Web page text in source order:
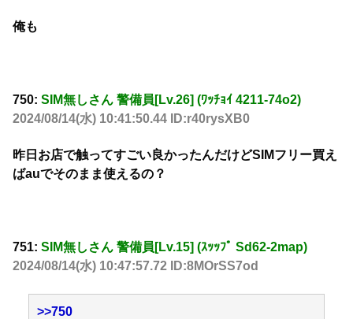
俺も
750: SIM無しさん 警備員[Lv.26] (ﾜｯﾁｮｲ 4211-74o2)
2024/08/14(水) 10:41:50.44 ID:r40rysXB0
昨日お店で触ってすごい良かったんだけどSIMフリー買え
ばauでそのまま使えるの？
751: SIM無しさん 警備員[Lv.15] (ｽｯｯﾌﾟ Sd62-2map)
2024/08/14(水) 10:47:57.72 ID:8MOrSS7od
>>750